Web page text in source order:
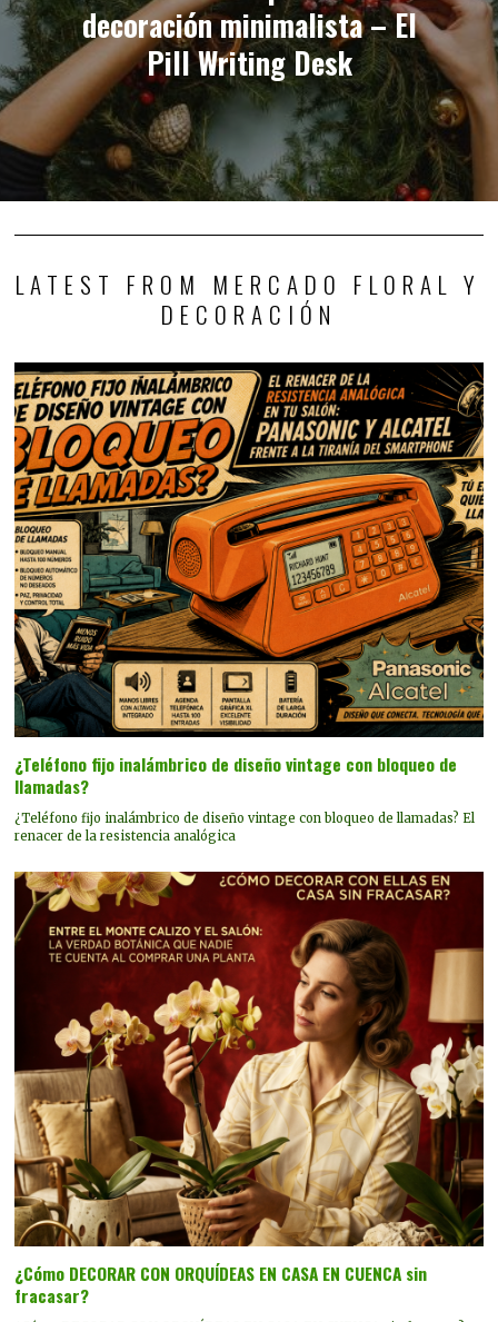
decoración minimalista – El
Pill Writing Desk
LATEST FROM MERCADO FLORAL Y
DECORACIÓN
¿Teléfono fijo inalámbrico de diseño vintage con bloqueo de
llamadas?
¿Teléfono fijo inalámbrico de diseño vintage con bloqueo de llamadas? El
renacer de la resistencia analógica
¿Cómo DECORAR CON ORQUÍDEAS EN CASA EN CUENCA sin
fracasar?